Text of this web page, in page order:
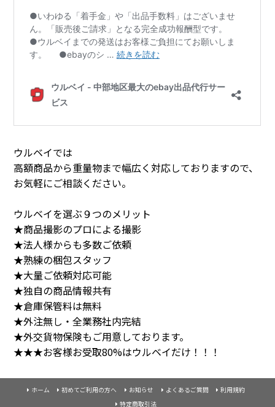
ウルベイでは
高額商品から重量物まで幅広く対応しておりますので、
お気軽にご相談ください。
ウルベイを選ぶ９つのメリット
★商品撮影のプロによる撮影
★法人様からも多数ご依頼
★熟練の梱包スタッフ
★大量ご依頼対応可能
★独自の商品情報共有
★倉庫保管料は無料
★外注無し・全業務社内完結
★外交貨物保険もご用意しております。
★★★お客様お受取80%はウルベイだけ！！！
ホーム 初めてご利用の方へ お知らせ よくあるご質問
利用規約
特定商取引法